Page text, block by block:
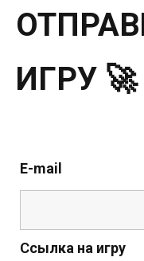
ИГРУ 🚀
E-mail
Ссылка на игру